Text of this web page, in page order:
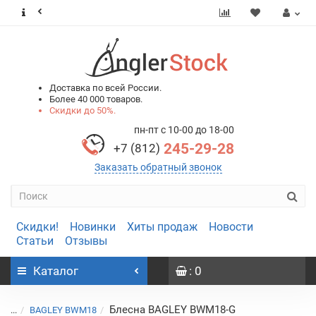
Доставка по всей России.
Более 40 000 товаров.
Скидки до 50%.
пн-пт с 10-00 до 18-00
+7 (812) 245-29-28
Заказать обратный звонок
Скидки! Новинки Хиты продаж
Новости
Статьи
Отзывы
Каталог : 0
... BAGLEY BWM18 Блесна BAGLEY BWM18-G